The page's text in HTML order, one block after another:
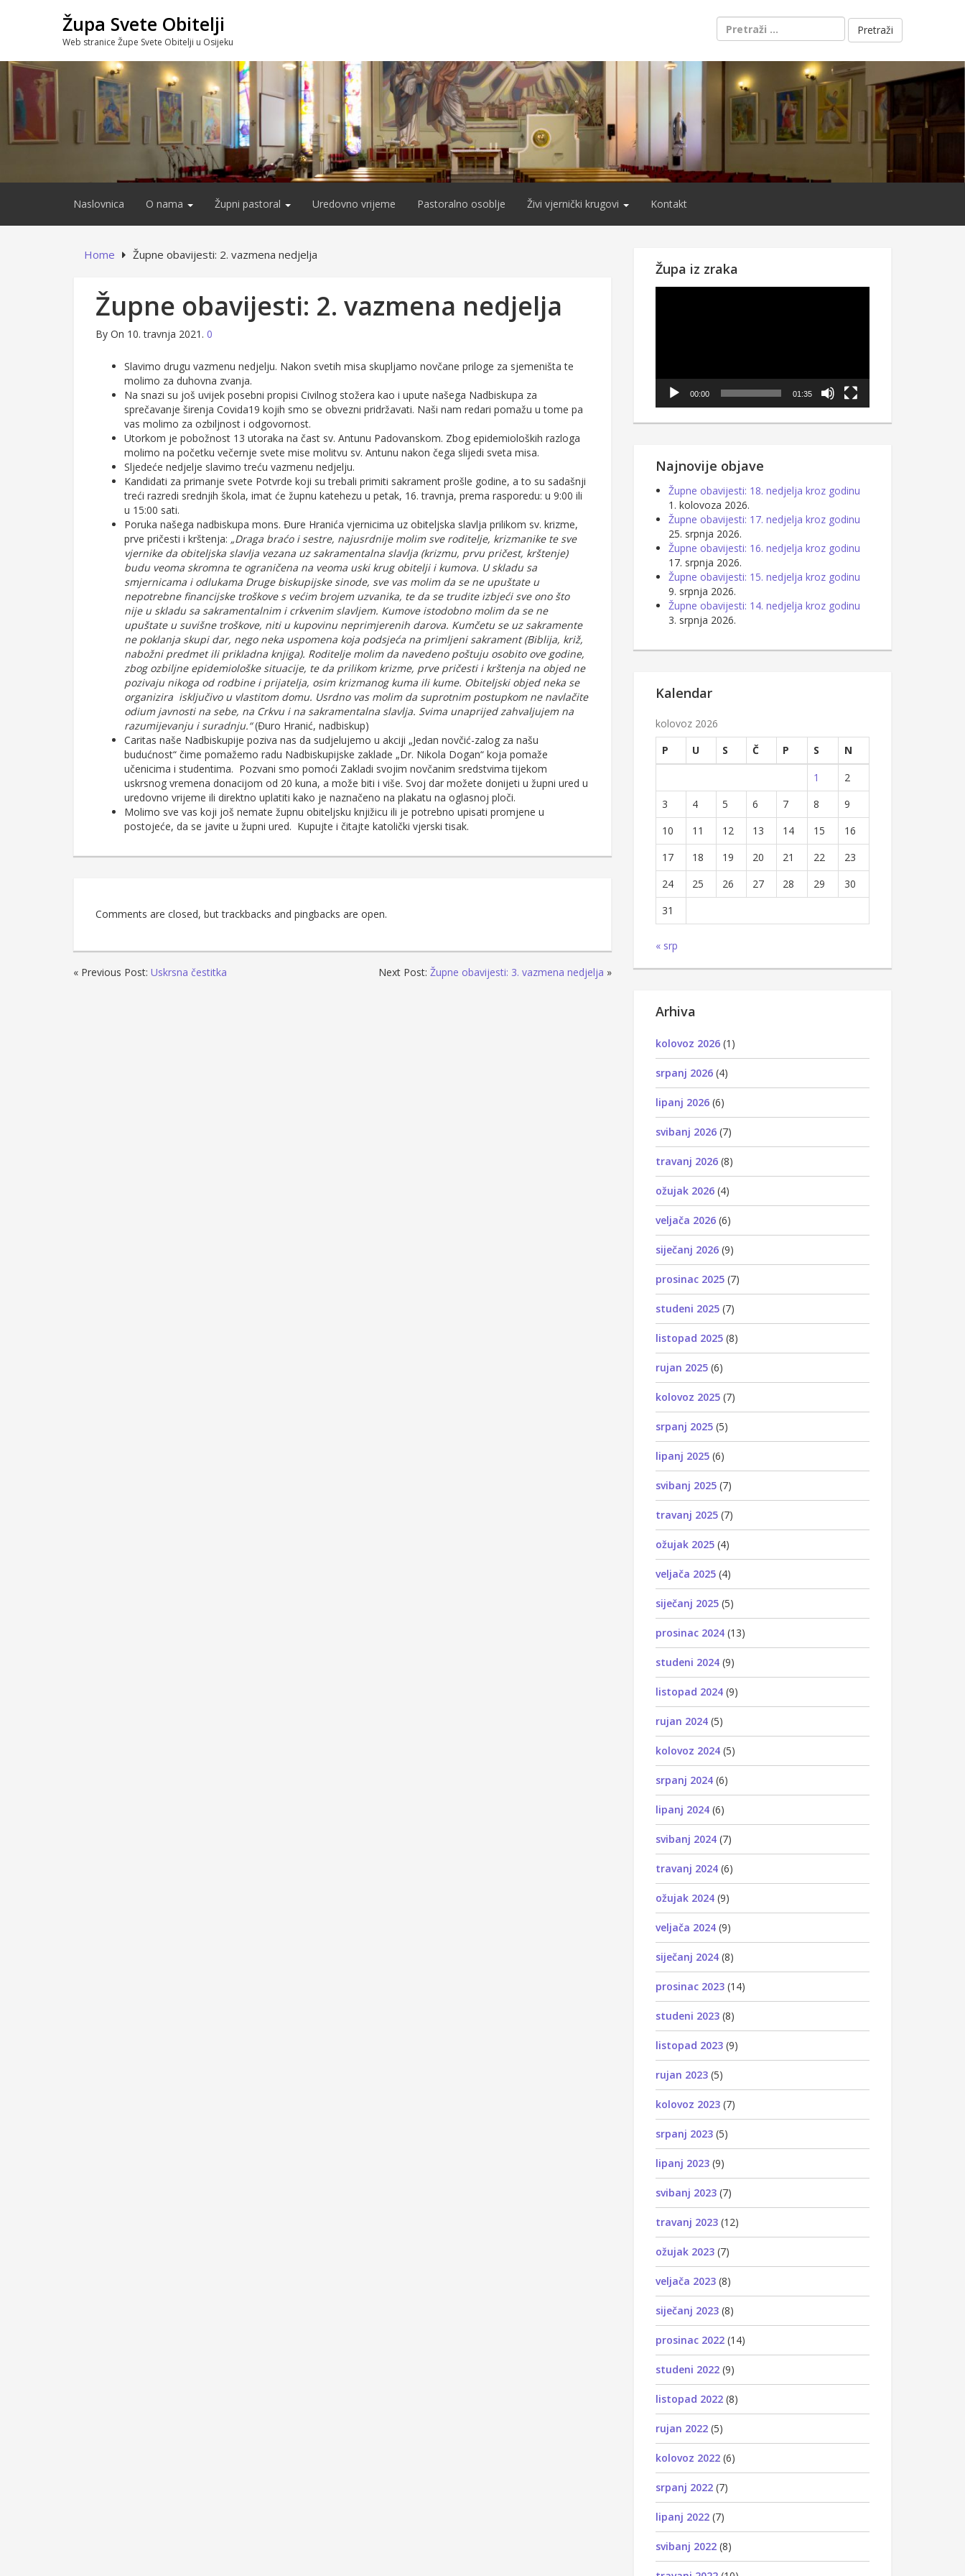
Župa Svete Obitelji
Web stranice Župe Svete Obitelji u Osijeku
Pretraži:
Naslovnica O nama Župni pastoral Uredovno vrijeme Pastoralno osoblje Živi vjernički krugovi Kontakt
Home Župne obavijesti: 2. vazmena nedjelja
Župne obavijesti: 2. vazmena nedjelja
By On 10. travnja 2021. 0
Slavimo drugu vazmenu nedjelju. Nakon svetih misa skupljamo novčane priloge za sjemeništa te
molimo za duhovna zvanja.
Na snazi su još uvijek posebni propisi Civilnog stožera kao i upute našega Nadbiskupa za
sprečavanje širenja Covida19 kojih smo se obvezni pridržavati. Naši nam redari pomažu u tome pa
vas molimo za ozbiljnost i odgovornost.
Utorkom je pobožnost 13 utoraka na čast sv. Antunu Padovanskom. Zbog epidemioloških razloga
molimo na početku večernje svete mise molitvu sv. Antunu nakon čega slijedi sveta misa.
Sljedeće nedjelje slavimo treću vazmenu nedjelju.
Kandidati za primanje svete Potvrde koji su trebali primiti sakrament prošle godine, a to su sadašnji
treći razredi srednjih škola, imat će župnu katehezu u petak, 16. travnja, prema rasporedu: u 9:00 ili
u 15:00 sati.
Poruka našega nadbiskupa mons. Đure Hranića vjernicima uz obiteljska slavlja prilikom sv. krizme,
prve pričesti i krštenja: „Draga braćo i sestre, najusrdnije molim sve roditelje, krizmanike te sve
vjernike da obiteljska slavlja vezana uz sakramentalna slavlja (krizmu, prvu pričest, krštenje)
budu veoma skromna te ograničena na veoma uski krug obitelji i kumova. U skladu sa
smjernicama i odlukama Druge biskupijske sinode, sve vas molim da se ne upuštate u
nepotrebne financijske troškove s većim brojem uzvanika, te da se trudite izbjeći sve ono što
nije u skladu sa sakramentalnim i crkvenim slavljem. Kumove istodobno molim da se ne
upuštate u suvišne troškove, niti u kupovinu neprimjerenih darova. Kumčetu se uz sakramente
ne poklanja skupi dar, nego neka uspomena koja podsjeća na primljeni sakrament (Biblija, križ,
nabožni predmet ili prikladna knjiga). Roditelje molim da navedeno poštuju osobito ove godine,
zbog ozbiljne epidemiološke situacije, te da prilikom krizme, prve pričesti i krštenja na objed ne
pozivaju nikoga od rodbine i prijatelja, osim krizmanog kuma ili kume. Obiteljski objed neka se
organizira isključivo u vlastitom domu. Usrdno vas molim da suprotnim postupkom ne navlačite
odium javnosti na sebe, na Crkvu i na sakramentalna slavlja. Svima unaprijed zahvaljujem na
razumijevanju i suradnju.“(Đuro Hranić, nadbiskup)
Caritas naše Nadbiskupije poziva nas da sudjelujemo u akciji „Jedan novčić-zalog za našu
budućnost“ čime pomažemo radu Nadbiskupijske zaklade „Dr. Nikola Dogan“ koja pomaže
učenicima i studentima. Pozvani smo pomoći Zakladi svojim novčanim sredstvima tijekom
uskrsnog vremena donacijom od 20 kuna, a može biti i više. Svoj dar možete donijeti u župni ured u
uredovno vrijeme ili direktno uplatiti kako je naznačeno na plakatu na oglasnoj ploči.
Molimo sve vas koji još nemate župnu obiteljsku knjižicu ili je potrebno upisati promjene u
postojeće, da se javite u župni ured. Kupujte i čitajte katolički vjerski tisak.
Comments are closed, but trackbacks and pingbacks are open.
« Previous Post: Uskrsna čestitka Next Post: Župne obavijesti: 3. vazmena nedjelja »
Župa iz zraka
00:00 01:35
Najnovije objave
Župne obavijesti: 18. nedjelja kroz godinu
1. kolovoza 2026.
Župne obavijesti: 17. nedjelja kroz godinu
25. srpnja 2026.
Župne obavijesti: 16. nedjelja kroz godinu
17. srpnja 2026.
Župne obavijesti: 15. nedjelja kroz godinu
9. srpnja 2026.
Župne obavijesti: 14. nedjelja kroz godinu
3. srpnja 2026.
Kalendar
kolovoz 2026
P
U S Č P S
N
1
2
3
4 5 6 7 8
9
10
11 12 13 14 15
16
17
18 19 20 21 22
23
24
25 26 27 28 29
30
31
« srp
Arhiva
kolovoz 2026 (1)
srpanj 2026 (4)
lipanj 2026 (6)
svibanj 2026 (7)
travanj 2026 (8)
ožujak 2026 (4)
veljača 2026 (6)
siječanj 2026 (9)
prosinac 2025 (7)
studeni 2025 (7)
listopad 2025 (8)
rujan 2025 (6)
kolovoz 2025 (7)
srpanj 2025 (5)
lipanj 2025 (6)
svibanj 2025 (7)
travanj 2025 (7)
ožujak 2025 (4)
veljača 2025 (4)
siječanj 2025 (5)
prosinac 2024 (13)
studeni 2024 (9)
listopad 2024 (9)
rujan 2024 (5)
kolovoz 2024 (5)
srpanj 2024 (6)
lipanj 2024 (6)
svibanj 2024 (7)
travanj 2024 (6)
ožujak 2024 (9)
veljača 2024 (9)
siječanj 2024 (8)
prosinac 2023 (14)
studeni 2023 (8)
listopad 2023 (9)
rujan 2023 (5)
kolovoz 2023 (7)
srpanj 2023 (5)
lipanj 2023 (9)
svibanj 2023 (7)
travanj 2023 (12)
ožujak 2023 (7)
veljača 2023 (8)
siječanj 2023 (8)
prosinac 2022 (14)
studeni 2022 (9)
listopad 2022 (8)
rujan 2022 (5)
kolovoz 2022 (6)
srpanj 2022 (7)
lipanj 2022 (7)
svibanj 2022 (8)